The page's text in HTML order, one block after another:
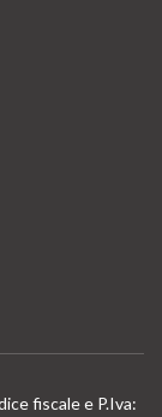
fiscale e P.Iva: